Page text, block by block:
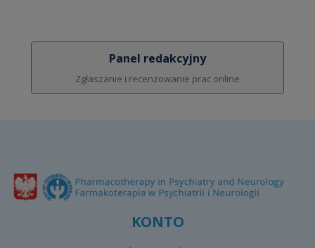
Panel redakcyjny
Zgłaszanie i recenzowanie prac online
KONTO